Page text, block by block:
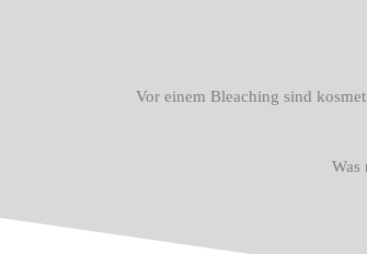
Vor einem Bleaching sind
Was